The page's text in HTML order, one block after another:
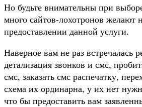
Но будьте внимательны при
много сайтов-лохотронов желают
предоставлении данной услуги.
Наверное вам не раз встречалась
детализация звонков и смс,
смс, заказать смс распечатку,
схема их ординарна, у их нет
что бы предоставить вам